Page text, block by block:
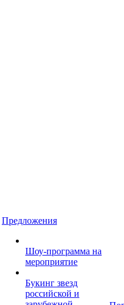
Предложения
Шоу-программа на
мероприятие
Букинг звезд
российской и